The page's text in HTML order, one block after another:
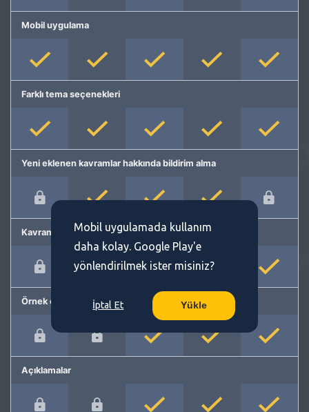
Mobil uygulama
Farklı tema seçenekleri
Yeni eklenen kavramlar hakkında bildirim alma
Kavram önerme
Örnek cümleler
Açıklamalar
Mobil uygulamada kullanım
daha kolay. Google Play'e
yönlendirilmek ister misiniz?
İptal Et Yükle